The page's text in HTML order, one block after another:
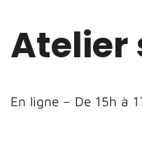
Atelier
En ligne – De 15h à